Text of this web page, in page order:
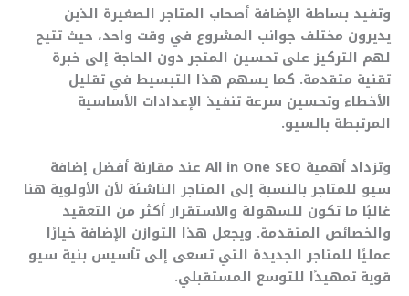
وتفيد بساطة الإضافة أصحاب المتاجر الصغيرة الذين
يديرون مختلف جوانب المشروع في وقت واحد، حيث تتيح
لهم التركيز على تحسين المتجر دون الحاجة إلى خبرة
تقنية متقدمة. كما يسهم هذا التبسيط في تقليل
الأخطاء وتحسين سرعة تنفيذ الإعدادات الأساسية
المرتبطة بالسيو.
وتزداد أهمية All in One SEO عند مقارنة أفضل إضافة
سيو للمتاجر بالنسبة إلى المتاجر الناشئة لأن الأولوية هنا
غالبًا ما تكون للسهولة والاستقرار أكثر من التعقيد
والخصائص المتقدمة. ويجعل هذا التوازن الإضافة خيارًا
عمليًا للمتاجر الجديدة التي تسعى إلى تأسيس بنية سيو
قوية تمهيدًا للتوسع المستقبلي.